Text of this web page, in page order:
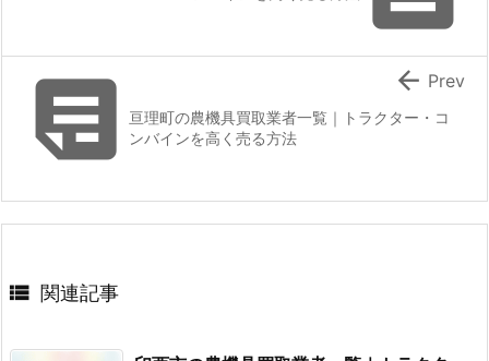
亘理町の農機具買取業者一覧｜トラクター・コ
ンバインを高く売る方法
 Prev
 関連記事